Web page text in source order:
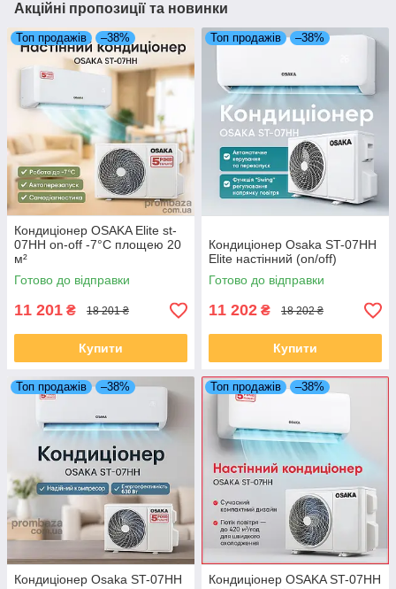
Акційні пропозиції та новинки
Топ продажів –38%
Кондиціонер OSAKA Elite st-
07HH on-off -7°C площею 20
м²
Готово до відправки
11 201 ₴ 18 201 ₴
Купити
Топ продажів –38%
Кондиціонер Osaka ST-07HH
Elite настінний (on/off)
Готово до відправки
11 202 ₴ 18 202 ₴
Купити
Топ продажів –38%
Кондиціонер Osaka ST-07HH
Топ продажів –38%
Кондиціонер OSAKA ST-07HH